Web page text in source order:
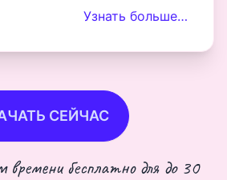
Узнать больше…
СЕЙЧАС
времени бесплатно для до 30